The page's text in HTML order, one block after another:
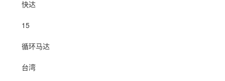
快达
15
循环马达
台湾